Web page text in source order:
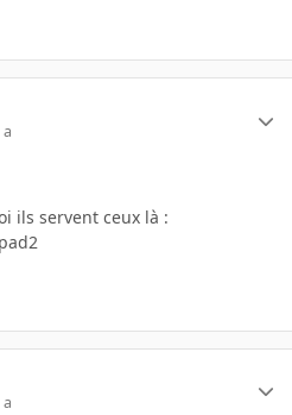
ils servent ceux là :